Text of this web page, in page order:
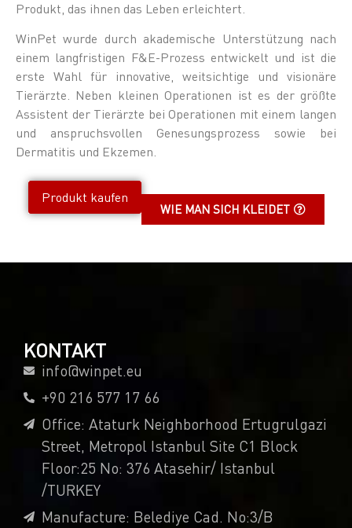
Produkt, das ihnen das Leben erleichtert.
WinPet wurde durch akademische Unterstützung nach
einem langfristigen F&E-Prozess entwickelt und ist die
erste Wahl für innovative, weitsichtige und visionäre
Tierärzte. Neben kleinen Operationen ist es der größte
Assistent der Tierärzte bei Operationen mit einem langen
und anspruchsvollen Genesungsprozess sowie bei
Dermatitis und Ekzemen.
Produkt kaufen
WIE MAN SICH KLEIDET
KONTAKT
info@winpet.eu
+90 216 577 17 66
Office: Ataturk Neighborhood Ertugrulgazi
Street, Metropol Istanbul Site C1 Block
Floor:25 No: 376 Atasehir/ Istanbul
/TURKEY
Manufacture: Belediye Cad. No:3/B